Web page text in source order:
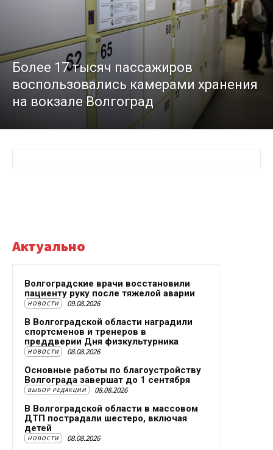
Более 17 тысяч пассажиров
воспользовались камерами хранения
на вокзале Волгоград
Актуально
Волгоградские врачи восстановили
пациенту руку после тяжелой аварии
НОВОСТИ 09.08.2026
В Волгоградской области наградили
спортсменов и тренеров в
преддверии Дня физкультурника
НОВОСТИ 08.08.2026
Основные работы по благоустройству
Волгограда завершат до 1 сентября
ВЫБОР РЕДАКЦИИ 08.08.2026
В Волгоградской области в массовом
ДТП пострадали шестеро, включая
детей
НОВОСТИ 08.08.2026